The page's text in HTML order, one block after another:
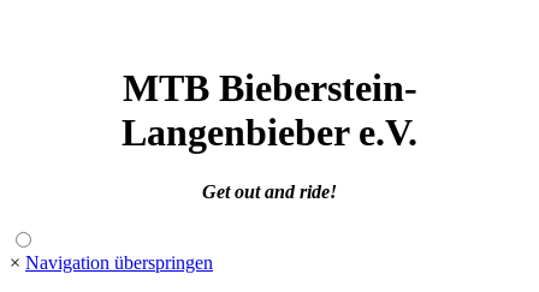
MTB Bieberstein-
Langenbieber e.V.
Get out and ride!
× Navigation überspringen